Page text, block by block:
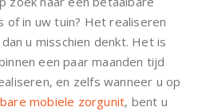
of in uw tuin? Het realiseren
u misschien denkt. Het is
een paar maanden tijd
en zelfs wanneer u op
mobiele zorgunit, bent u